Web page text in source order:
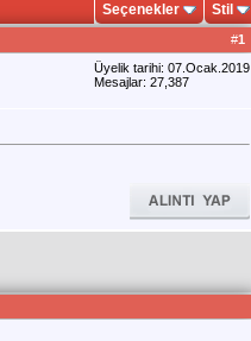
Seçenekler Stil
#1
Üyelik tarihi: 07.Ocak.2019
Mesajlar: 27,387